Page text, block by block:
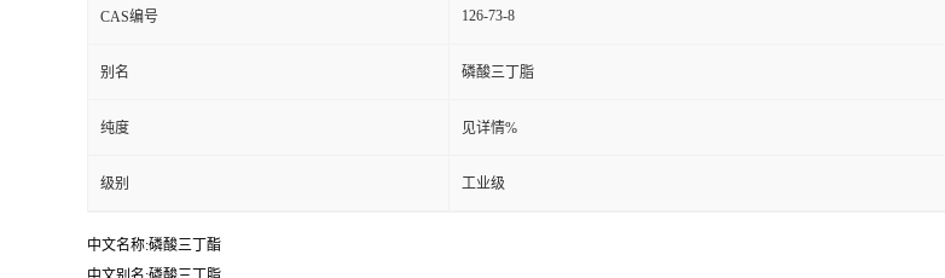
CAS编号 126-73-8
别名 磷酸三丁脂
纯度 见详情%
级别 工业级
中文名称:磷酸三丁酯